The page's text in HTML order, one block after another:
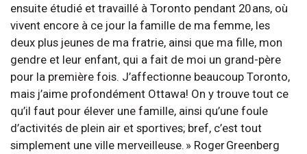
ensuite étudié et travaillé à Toronto pendant 20 ans, où
vivent encore à ce jour la famille de ma femme, les
deux plus jeunes de ma fratrie, ainsi que ma fille, mon
gendre et leur enfant, qui a fait de moi un grand-père
pour la première fois. J’affectionne beaucoup Toronto,
mais j’aime profondément Ottawa! On y trouve tout ce
qu’il faut pour élever une famille, ainsi qu’une foule
d’activités de plein air et sportives; bref, c’est tout
simplement une ville merveilleuse. » Roger Greenberg